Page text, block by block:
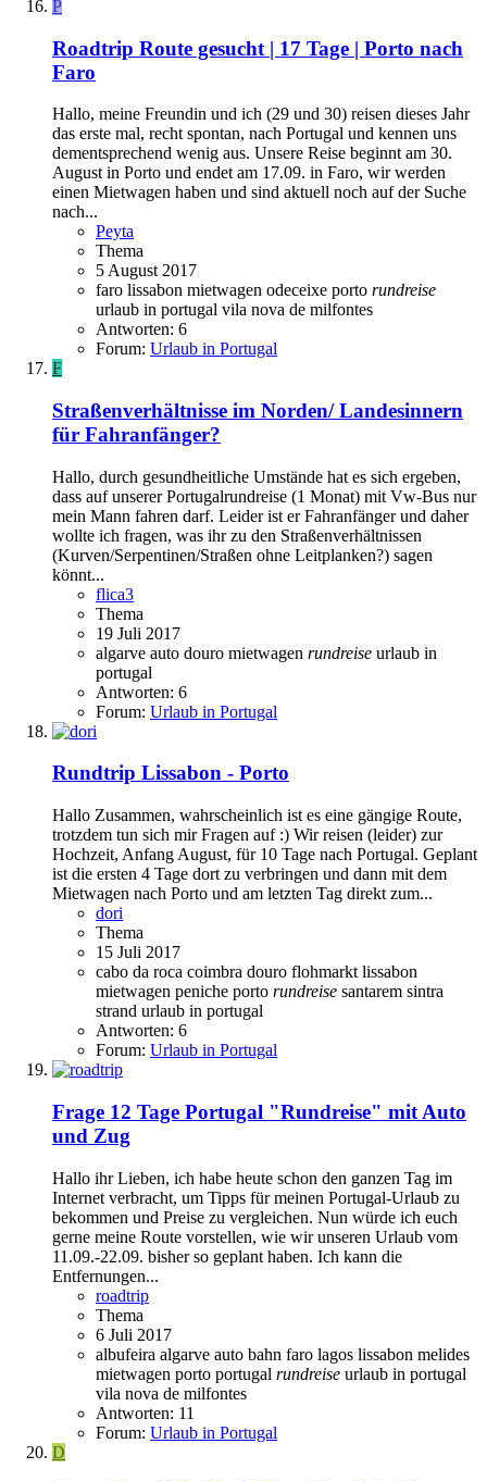
P
Roadtrip Route gesucht | 17 Tage | Porto nach
Faro
Hallo, meine Freundin und ich (29 und 30) reisen dieses Jahr
das erste mal, recht spontan, nach Portugal und kennen uns
dementsprechend wenig aus. Unsere Reise beginnt am 30.
August in Porto und endet am 17.09. in Faro, wir werden
einen Mietwagen haben und sind aktuell noch auf der Suche
nach...
Peyta
Thema
5 August 2017
faro lissabon mietwagen odeceixe porto rundreise
urlaub in portugal vila nova de milfontes
Antworten: 6
Forum: Urlaub in Portugal
F
Straßenverhältnisse im Norden/ Landesinnern
für Fahranfänger?
Hallo, durch gesundheitliche Umstände hat es sich ergeben,
dass auf unserer Portugalrundreise (1 Monat) mit Vw-Bus nur
mein Mann fahren darf. Leider ist er Fahranfänger und daher
wollte ich fragen, was ihr zu den Straßenverhältnissen
(Kurven/Serpentinen/Straßen ohne Leitplanken?) sagen
könnt...
flica3
Thema
19 Juli 2017
algarve auto douro mietwagen rundreise urlaub in
portugal
Antworten: 6
Forum: Urlaub in Portugal
Rundtrip Lissabon - Porto
Hallo Zusammen, wahrscheinlich ist es eine gängige Route,
trotzdem tun sich mir Fragen auf :) Wir reisen (leider) zur
Hochzeit, Anfang August, für 10 Tage nach Portugal. Geplant
ist die ersten 4 Tage dort zu verbringen und dann mit dem
Mietwagen nach Porto und am letzten Tag direkt zum...
dori
Thema
15 Juli 2017
cabo da roca coimbra douro flohmarkt lissabon
mietwagen peniche porto rundreise santarem sintra
strand urlaub in portugal
Antworten: 6
Forum: Urlaub in Portugal
Frage 12 Tage Portugal "Rundreise" mit Auto
und Zug
Hallo ihr Lieben, ich habe heute schon den ganzen Tag im
Internet verbracht, um Tipps für meinen Portugal-Urlaub zu
bekommen und Preise zu vergleichen. Nun würde ich euch
gerne meine Route vorstellen, wie wir unseren Urlaub vom
11.09.-22.09. bisher so geplant haben. Ich kann die
Entfernungen...
roadtrip
Thema
6 Juli 2017
albufeira algarve auto bahn faro lagos lissabon melides
mietwagen porto portugal rundreise urlaub in portugal
vila nova de milfontes
Antworten: 11
Forum: Urlaub in Portugal
D